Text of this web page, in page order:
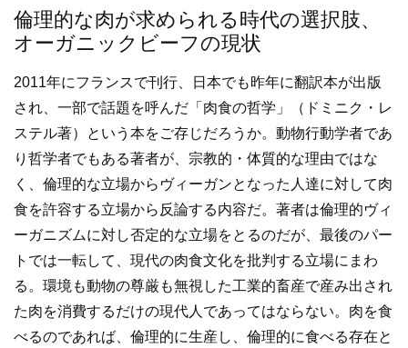
倫理的な肉が求められる時代の選択肢、
オーガニックビーフの現状
2011年にフランスで刊行、日本でも昨年に翻訳本が出版
され、一部で話題を呼んだ「肉食の哲学」（ドミニク・レ
ステル著）という本をご存じだろうか。動物行動学者であ
り哲学者でもある著者が、宗教的・体質的な理由ではな
く、倫理的な立場からヴィーガンとなった人達に対して肉
食を許容する立場から反論する内容だ。著者は倫理的ヴィ
ーガニズムに対し否定的な立場をとるのだが、最後のパー
トでは一転して、現代の肉食文化を批判する立場にまわ
る。環境も動物の尊厳も無視した工業的畜産で産み出され
た肉を消費するだけの現代人であってはならない。肉を食
べるのであれば、倫理的に生産し、倫理的に食べる存在と